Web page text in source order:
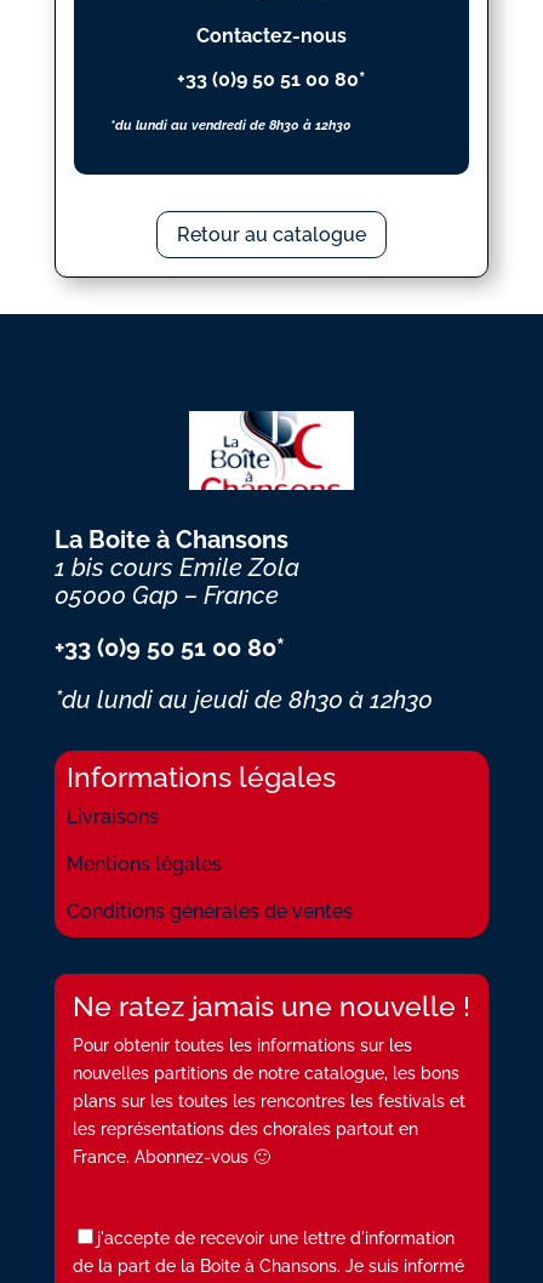
Contactez-nous
+33 (0)9 50 51 00 80*
*du lundi au vendredi de 8h30 à 12h30
Retour au catalogue
La Boite à Chansons
1 bis cours Emile Zola
05000 Gap – France
+33 (0)9 50 51 00 80*
*du lundi au jeudi de 8h30 à 12h30
Informations légales
Livraisons
Mentions légales
Conditions générales de ventes
Ne ratez jamais une nouvelle !
Pour obtenir toutes les informations sur les
nouvelles partitions de notre catalogue, les bons
plans sur les toutes les rencontres les festivals et
les représentations des chorales partout en
France. Abonnez-vous 🙂
j'accepte de recevoir une lettre d'information
de la part de la Boite à Chansons. Je suis informé